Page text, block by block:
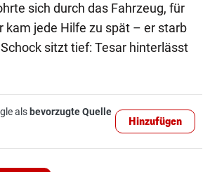
sich durch das Fahrzeug, für
kam jede Hilfe zu spät – er starb
sitzt tief: Tesar hinterlässt
als bevorzugte Quelle
Hinzufügen